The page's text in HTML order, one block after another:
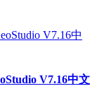
V7.16中文